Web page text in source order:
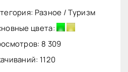
Разное / Туризм
цвета:
8 309
1120